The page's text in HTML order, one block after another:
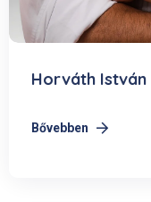
Horváth István
Bővebben